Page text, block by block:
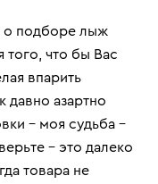
о подборе лыж
того, что бы Вас
впарить
давно азартно
– моя судьба –
– это далеко
товара не